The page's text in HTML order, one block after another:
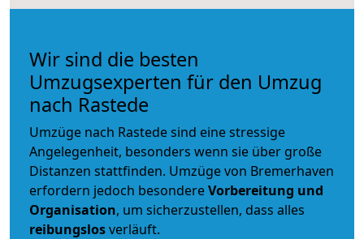
Wir sind die besten
Umzugsexperten für den Umzug
nach Rastede
Umzüge nach Rastede sind eine stressige
Angelegenheit, besonders wenn sie über große
Distanzen stattfinden. Umzüge von Bremerhaven
erfordern jedoch besondereVorbereitung und
Organisation, um sicherzustellen, dass alles
reibungslosverläuft.